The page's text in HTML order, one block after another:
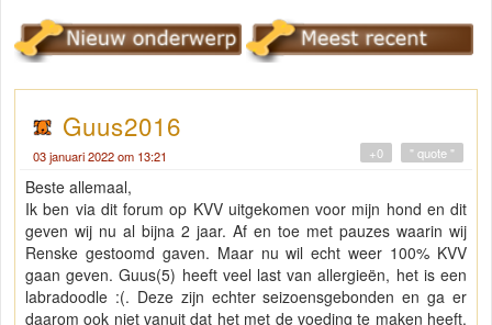
Guus2016
03 januari 2022 om 13:21 " quote "
+0
Beste allemaal,
Ik ben via dit forum op KVV uitgekomen voor mijn hond en dit
geven wij nu al bijna 2 jaar. Af en toe met pauzes waarin wij
Renske gestoomd gaven. Maar nu wil echt weer 100% KVV
gaan geven. Guus(5) heeft veel last van allergieën, het is een
labradoodle :(. Deze zijn echter seizoensgebonden en ga er
daarom ook niet vanuit dat het met de voeding te maken heeft.